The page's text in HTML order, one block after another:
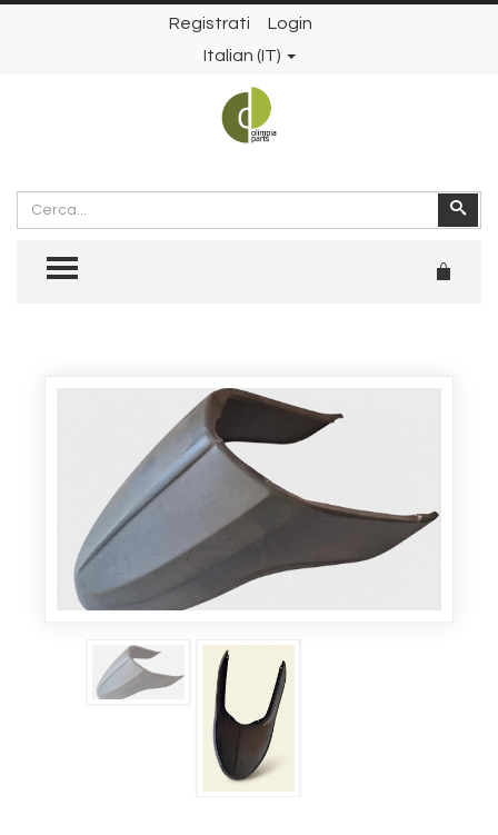
Registrati
Login
Italian (IT)
Cerca
TOGGLE MENU